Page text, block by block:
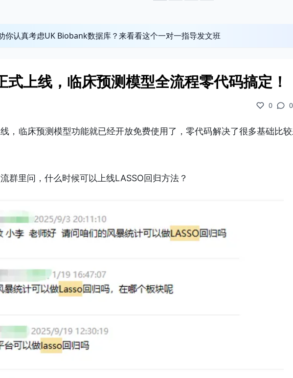
你认真考虑UK Biobank数据库？来看看这个一对一指导发文班
式上线，临床预测模型全流程零代码搞定！
0 0
，临床预测模型功能就已经开放免费使用了，零代码解决了很多基础比
群里问，什么时候可以上线LASSO回归方法？